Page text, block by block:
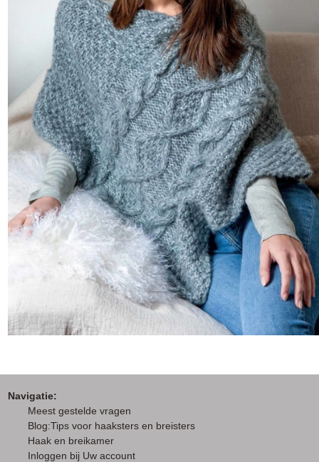
Navigatie:
Meest gestelde vragen
Blog:Tips voor haaksters en breisters
Haak en breikamer
Inloggen bij Uw account